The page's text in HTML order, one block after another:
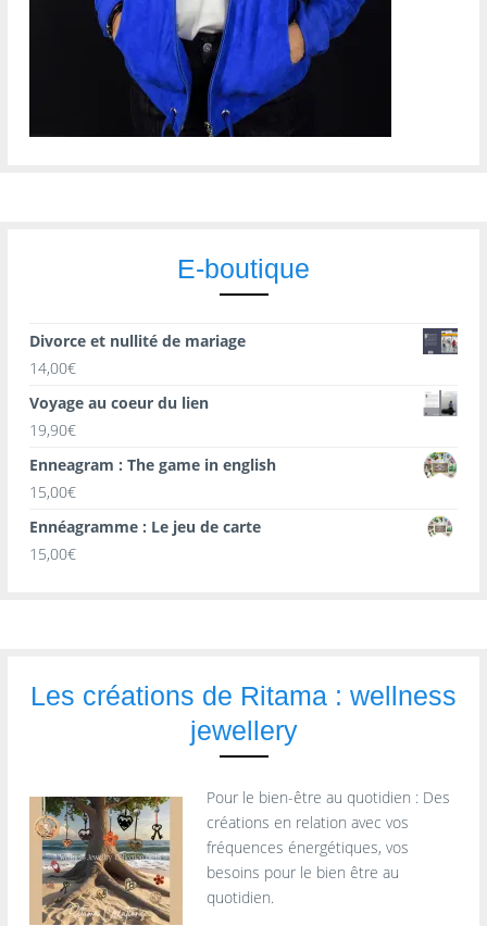
E-boutique
Divorce et nullité de mariage
14,00€
Voyage au coeur du lien
19,90€
Enneagram : The game in english
15,00€
Ennéagramme : Le jeu de carte
15,00€
Les créations de Ritama : wellness
jewellery
Pour le bien-être au quotidien : Des
créations en relation avec vos
fréquences énergétiques, vos
besoins pour le bien être au
quotidien.